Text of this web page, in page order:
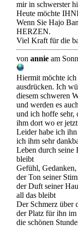
mir in schwerster
Heute möchte
Wenn Sie Hajo
HERZEN.
Viel Kraft für die
von annie am
Hiermit möchte
ausdrücken. Ich
diesem schweren
und werden es
und ich hoffe sehr,
ihm dort wo er
Leider habe ich
ich ihm sehr
Leben durch seine
bleibt
Gefühl, Gedanken,
der Ton seiner
der Duft seiner
all das bleibt
Der Schmerz über
der Platz für ihn im
die schönen